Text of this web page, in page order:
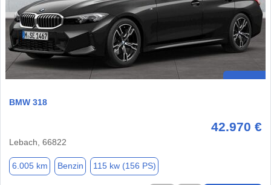
BMW 318
42.970 €
Lebach, 66822
6.005 km Benzin 115 kw (156 PS)